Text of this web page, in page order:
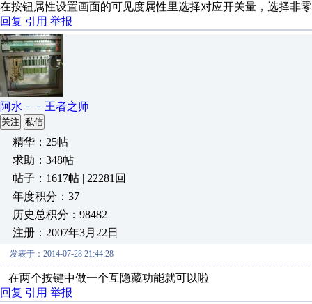
在按钮属性设置画面的可见度属性里选择对应开关量，选择非
回复 引用 举报
阿水－－王者之师
关注 私信
精华：25帖
求助：348帖
帖子：1617帖 | 22281回
年度积分：37
历史总积分：98482
注册：2007年3月22日
发表于：2014-07-28 21:44:28
在两个按键中做一个互隐藏功能就可以啦
回复 引用 举报